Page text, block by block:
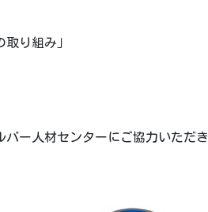
り組み」
ー人材センターにご協力いただき